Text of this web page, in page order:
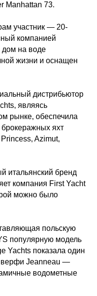
Manhattan 73.
участник — 20-
компанией
на воде
жизни и оснащен
дистрибьютор
являясь
рынке, обеспечила
яхт
Azimut,
итальянский бренд
компания First Yacht
можно было
польскую
популярную модель
Yachts показала один
верфи Jeanneau —
водометные